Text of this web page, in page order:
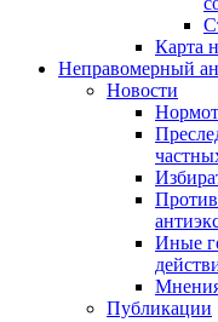
Карта
Неправомерный
Новости
Иные
Публикации